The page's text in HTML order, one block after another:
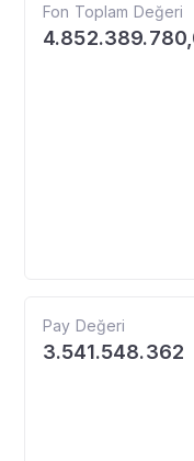
Fon Toplam Değeri
Pay Değeri
3.541.548.362